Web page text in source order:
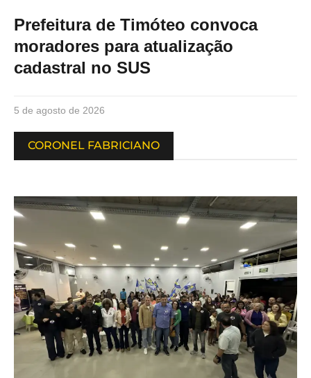
Prefeitura de Timóteo convoca
moradores para atualização
cadastral no SUS
5 de agosto de 2026
CORONEL FABRICIANO